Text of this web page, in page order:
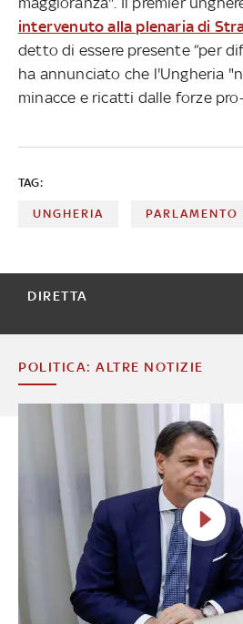
intervenuto alla plenaria di
detto di essere presente “per
ha annunciato che l'Ungheria
minacce e ricatti dalle forze
TAG:
UNGHERIA PARLAMENTO
DIRETTA
POLITICA: ALTRE NOTIZIE